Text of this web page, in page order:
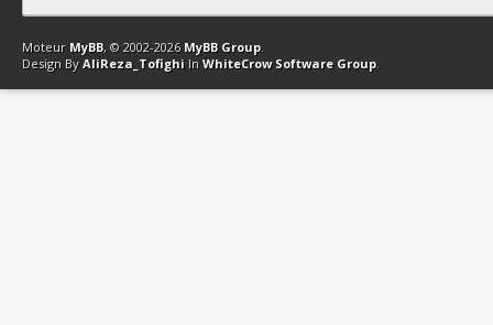
Contact Club Affiliation Retourner en haut Version bas-débit
Moteur MyBB, © 2002-2026 MyBB Group.
Design By AliReza_Tofighi In WhiteCrow Software Group.